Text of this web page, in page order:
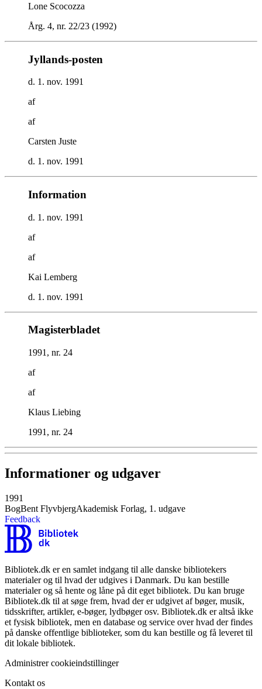
Lone Scocozza
Årg. 4, nr. 22/23 (1992)
Jyllands-posten
d. 1. nov. 1991
af
af
Carsten Juste
d. 1. nov. 1991
Information
d. 1. nov. 1991
af
af
Kai Lemberg
d. 1. nov. 1991
Magisterbladet
1991, nr. 24
af
af
Klaus Liebing
1991, nr. 24
Informationer og udgaver
1991
BogBent FlyvbjergAkademisk Forlag, 1. udgave
Feedback
Bibliotek.dk er en samlet indgang til alle danske bibliotekers
materialer og til hvad der udgives i Danmark. Du kan bestille
materialer og så hente og låne på dit eget bibliotek. Du kan bruge
Bibliotek.dk til at søge frem, hvad der er udgivet af bøger, musik,
tidsskrifter, artikler, e-bøger, lydbøger osv. Bibliotek.dk er altså ikke
et fysisk bibliotek, men en database og service over hvad der findes
på danske offentlige biblioteker, som du kan bestille og få leveret til
dit lokale bibliotek.
Administrer cookieindstillinger
Kontakt os